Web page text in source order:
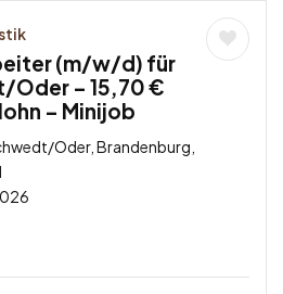
(m/w/d) für
Oder – 15,70 €
– Minijob
Oder, Brandenburg,